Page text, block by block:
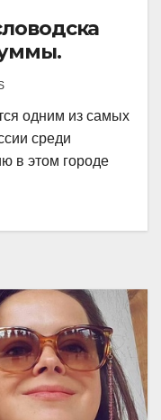
одним из самых
среди
в этом городе